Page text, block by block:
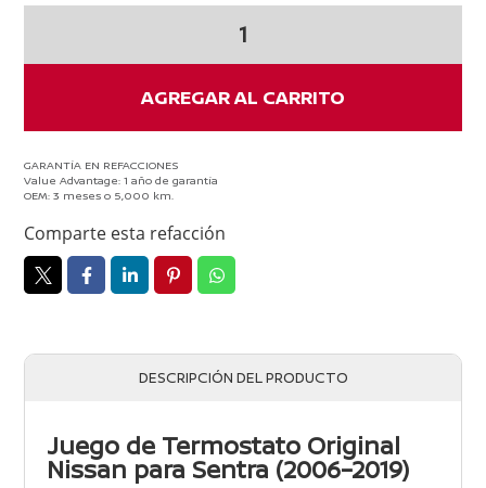
Nissan
AGREGAR AL CARRITO
GARANTÍA EN REFACCIONES
Value Advantage: 1 año de garantía
OEM: 3 meses o 5,000 km.
Comparte esta refacción
DESCRIPCIÓN DEL PRODUCTO
Juego de Termostato Original
Nissan para Sentra (2006–2019)